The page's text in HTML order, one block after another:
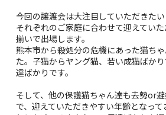
今回の譲渡会は大注目していただきたい
それぞれのご家庭に合わせて迎えてい
揃いで出場します。
熊本市から殺処分の危機にあった猫ち
た。子猫からヤング猫、若い成猫ばか
達ばかりです。
そして、他の保護猫ちゃん達も去勢or
で、迎えていただきやすい年齢となって